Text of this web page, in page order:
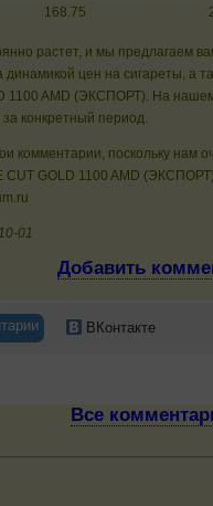
168.75
растет, и мы предлагаем
цен на сигареты, а
1100 AMD (ЭКСПОРТ). На
конкретный период.
комментарии, поскольку нам
CUT GOLD 1100 AMD
01
Добавить
ВКонтакте
Все